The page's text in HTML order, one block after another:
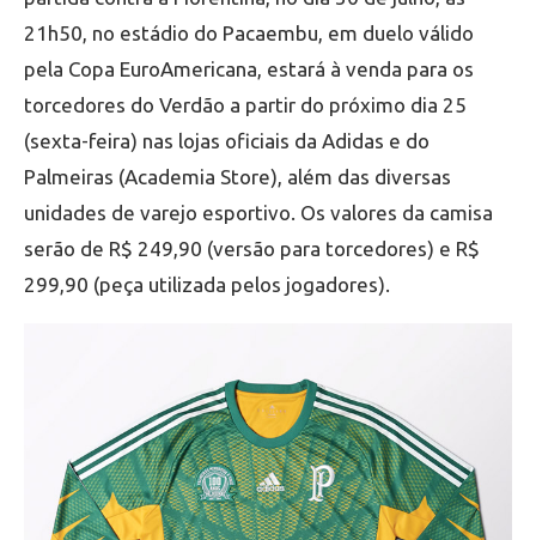
21h50, no estádio do Pacaembu, em duelo válido
pela Copa EuroAmericana, estará à venda para os
torcedores do Verdão a partir do próximo dia 25
(sexta-feira) nas lojas oficiais da Adidas e do
Palmeiras (Academia Store), além das diversas
unidades de varejo esportivo. Os valores da camisa
serão de R$ 249,90 (versão para torcedores) e R$
299,90 (peça utilizada pelos jogadores).